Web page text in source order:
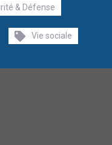
& Défense
Vie sociale